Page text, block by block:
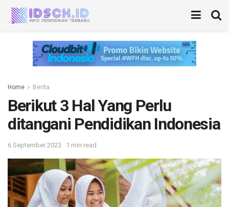
Home Berita
Berikut 3 Hal Yang Perlu
ditangani Pendidikan Indonesia
6 September 2023 1 min read